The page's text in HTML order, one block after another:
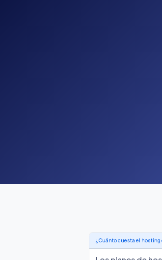
¿Cuánto cuesta el